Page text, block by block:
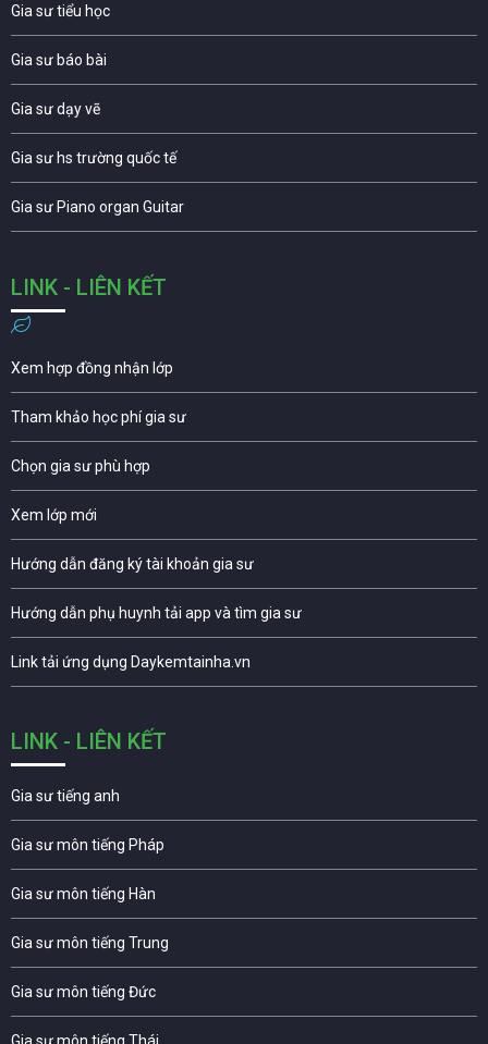
Gia sư tiểu học
Gia sư báo bài
Gia sư dạy vẽ
Gia sư hs trường quốc tế
Gia sư Piano organ Guitar
LINK - LIÊN KẾT
Xem hợp đồng nhận lớp
Tham khảo học phí gia sư
Chọn gia sư phù hợp
Xem lớp mới
Hướng dẫn đăng ký tài khoản gia sư
Hướng dẫn phụ huynh tải app và tìm gia sư
Link tải ứng dụng Daykemtainha.vn
LINK - LIÊN KẾT
Gia sư tiếng anh
Gia sư môn tiếng Pháp
Gia sư môn tiếng Hàn
Gia sư môn tiếng Trung
Gia sư môn tiếng Đức
Gia sư môn tiếng Thái